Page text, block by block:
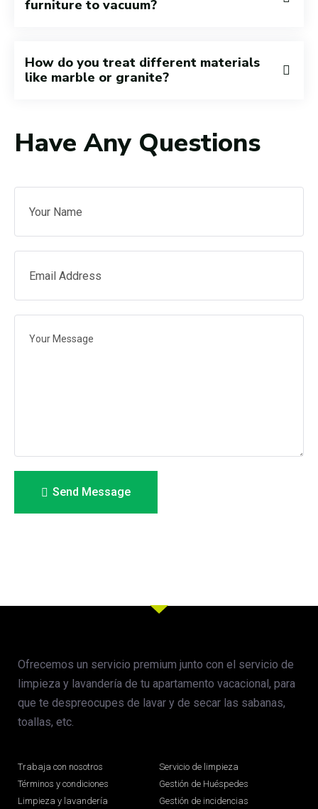
furniture to vacuum?
How do you treat different materials
like marble or granite?
Have Any Questions
Send Message
Ofrecemos un servicio premium junto con el servicio de
limpieza y lavandería de tu apartamento vacacional, para
que te despreocupes de lavar y de secar las sabanas,
toallas, etc.
Trabaja con nosotros
Términos y condiciones
Limpieza y lavandería
Servicio de limpieza
Gestión de Huéspedes
Gestión de incidencias